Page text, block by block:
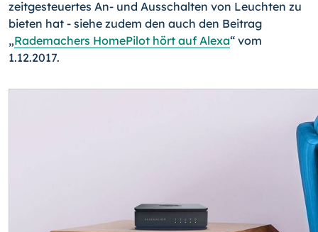
zeitgesteuertes An- und Ausschalten von Leuchten zu
bieten hat - siehe zudem den auch den Beitrag
„Rademachers HomePilot hört auf Alexa“ vom
1.12.2017.